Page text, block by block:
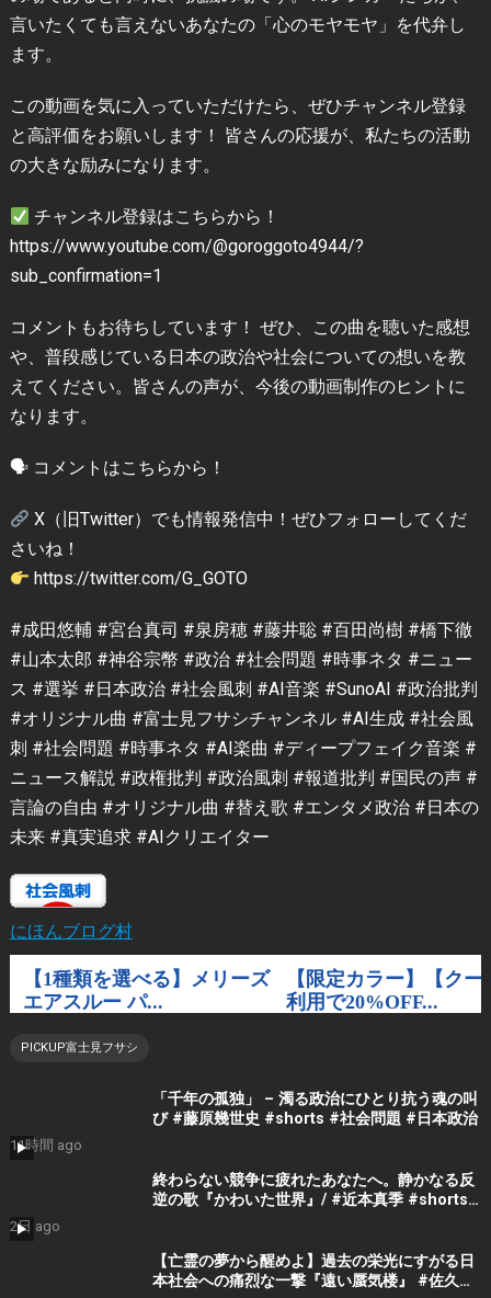
言いたくても言えないあなたの「心のモヤモヤ」を代弁し
ます。
この動画を気に入っていただけたら、ぜひチャンネル登録
と高評価をお願いします！ 皆さんの応援が、私たちの活動
の大きな励みになります。
チャンネル登録はこちらから！
https://www.youtube.com/@goroggoto4944/?
sub_confirmation=1
コメントもお待ちしています！ ぜひ、この曲を聴いた感想
や、普段感じている日本の政治や社会についての想いを教
えてください。皆さんの声が、今後の動画制作のヒントに
なります。
🗣 コメントはこちらから！
X（旧Twitter）でも情報発信中！ぜひフォローしてくだ
さいね！
https://twitter.com/G_GOTO
#成田悠輔 #宮台真司 #泉房穂 #藤井聡 #百田尚樹 #橋下徹
#山本太郎 #神谷宗幣 #政治 #社会問題 #時事ネタ #ニュー
ス #選挙 #日本政治 #社会風刺 #AI音楽 #SunoAI #政治批判
#オリジナル曲 #富士見フサシチャンネル #AI生成 #社会風
刺 #社会問題 #時事ネタ #AI楽曲 #ディープフェイク音楽 #
ニュース解説 #政権批判 #政治風刺 #報道批判 #国民の声 #
言論の自由 #オリジナル曲 #替え歌 #エンタメ政治 #日本の
未来 #真実追求 #AIクリエイター
にほんブログ村
PICKUP富士見フサシ
「千年の孤独」 – 濁る政治にひとり抗う魂の叫
び #藤原幾世史 #shorts #社会問題 #日本政治
11時間 ago
終わらない競争に疲れたあなたへ。静かなる反
逆の歌『かわいた世界』/ #近本真季 #shorts
2日 ago
【亡霊の夢から醒めよ】過去の栄光にすがる日
本社会への痛烈な一撃『遠い蜃気楼』 #佐久間